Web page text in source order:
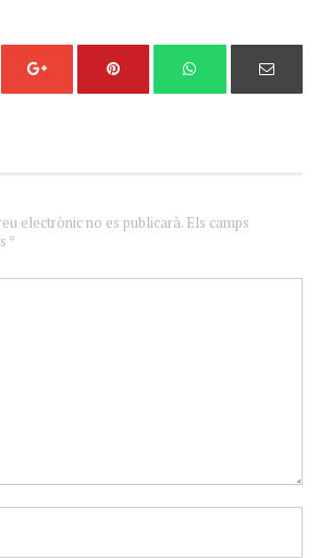
electrònic no es publicarà. Els camps
*